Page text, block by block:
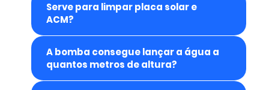
Serve para limpar placa solar e
ACM?
A bomba consegue lançar a água a
quantos metros de altura?